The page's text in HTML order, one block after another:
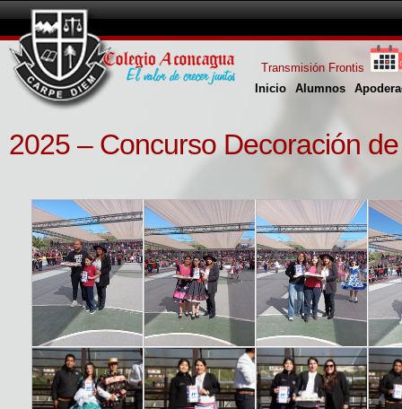
Inicio Alumnos
Transmisión Frontis
2025 – Concurso Decoración